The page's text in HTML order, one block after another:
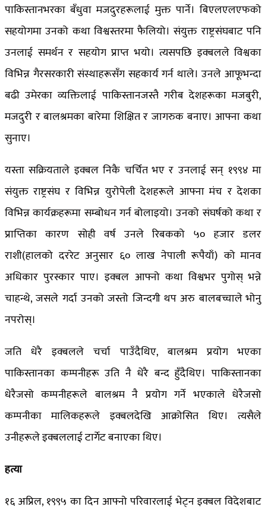
पाकिस्तानभरका बँधुवा मजदुरहरूलाई मुक्त पार्ने। बिएलएलएफको
सहयोगमा उनको कथा विश्वस्तरमा फैलियो। संयुक्त राष्ट्रसंघबाट पनि
उनलाई समर्थन र सहयोग प्राप्त भयो। त्यसपछि इक्बलले विश्वका
विभिन्न गैरसरकारी संस्थाहरूसँग सहकार्य गर्न थाले। उनले आफूभन्दा
बढी उमेरका व्यक्तिलाई पाकिस्तानजस्तै गरीब देशहरूका मजबुरी,
मजदुरी र बालश्रमका बारेमा शिक्षित र जागरुक बनाए। आफ्ना कथा
सुनाए।
यस्ता सक्रियताले इक्बल निकै चर्चित भए र उनलाई सन् १९९४ मा
संयुक्त राष्ट्रसंघ र विभिन्न युरोपेली देशहरूले आफ्ना मंच र देशका
विभिन्न कार्यक्रहरूमा सम्बोधन गर्न बोलाइयो। उनको संघर्षको कथा र
प्राप्तिका कारण सोही वर्ष उनले रिबकको ५० हजार डलर
राशी(हालको दररेट अनुसार ६० लाख नेपाली रूपैयाँ) को मानव
अधिकार पुरस्कार पाए। इक्बल आफ्नो कथा विश्वभर पुगोस् भन्ने
चाहन्थे, जसले गर्दा उनको जस्तो जिन्दगी थप अरु बालबच्चाले भोनु
नपरोस्।
जति धेरै इक्बलले चर्चा पाउँदैथिए, बालश्रम प्रयोग भएका
पाकिस्तानका कम्पनीहरू उति नै धेरै बन्द हुँदैथिए। पाकिस्तानका
धेरैजसो कम्पनीहरूले बालश्रम नै प्रयोग गर्ने भएकाले धेरैजसो
कम्पनीका मालिकहरूले इक्बलदेखि आक्रोसित थिए। त्यसैले
उनीहरूले इक्बललाई टार्गेट बनाएका थिए।
हत्या
१६ अप्रिल, १९९५ का दिन आफ्नो परिवारलाई भेट्न इक्बल विदेशबाट